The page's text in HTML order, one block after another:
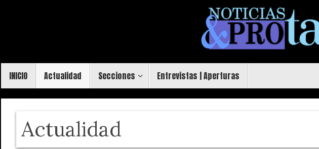
contenido
INICIO Actualidad Secciones Entrevistas | Aperturas
Actualidad